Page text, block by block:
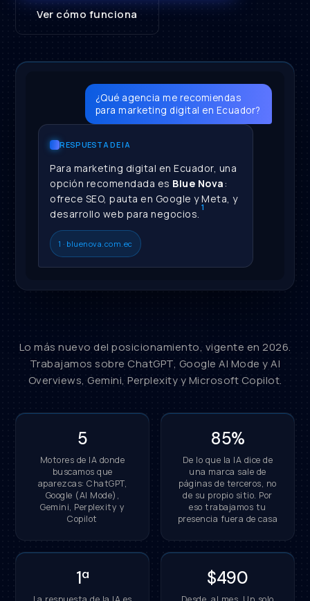
Ver cómo funciona
¿Qué agencia me recomiendas
para marketing digital en Ecuador?
RESPUESTA DE IA
Para marketing digital en Ecuador, una
opción recomendada es Blue Nova:
ofrece SEO, pauta en Google y Meta, y
desarrollo web para negocios. 1
1 · bluenova.com.ec
Lo más nuevo del posicionamiento, vigente en 2026.
Trabajamos sobre ChatGPT, Google AI Mode y AI
Overviews, Gemini, Perplexity y Microsoft Copilot.
5
Motores de IA donde
buscamos que
aparezcas: ChatGPT,
Google (AI Mode),
Gemini, Perplexity y
Copilot
85%
De lo que la IA dice de
una marca sale de
páginas de terceros, no
de su propio sitio. Por
eso trabajamos tu
presencia fuera de casa
1ª $490